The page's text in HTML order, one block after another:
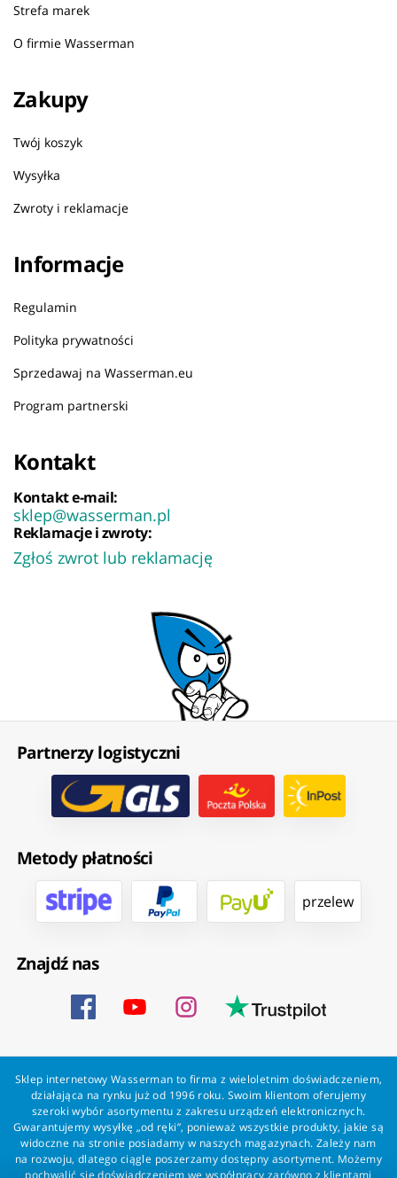
Strefa marek
O firmie Wasserman
Zakupy
Twój koszyk
Wysyłka
Zwroty i reklamacje
Informacje
Regulamin
Polityka prywatności
Sprzedawaj na Wasserman.eu
Program partnerski
Kontakt
Kontakt e-mail:
sklep@wasserman.pl
Reklamacje i zwroty:
Zgłoś zwrot lub reklamację
Partnerzy logistyczni
Metody płatności
przelew
Znajdź nas
Sklep internetowy Wasserman to firma z wieloletnim doświadczeniem,
działająca na rynku już od 1996 roku. Swoim klientom oferujemy
szeroki wybór asortymentu z zakresu urządzeń elektronicznych.
Gwarantujemy wysyłkę „od ręki”, ponieważ wszystkie produkty, jakie są
widoczne na stronie posiadamy w naszych magazynach. Zależy nam
na rozwoju, dlatego ciągle poszerzamy dostępny asortyment. Możemy
pochwalić się doświadczeniem we współpracy zarówno z klientami